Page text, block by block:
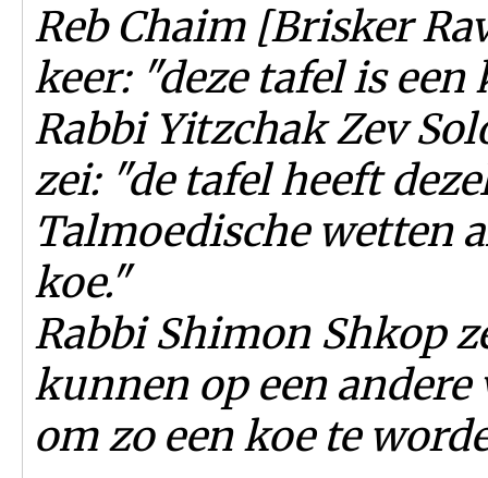
Reb Chaim [Brisker
keer: "deze tafel is een
Rabbi Yitzchak Zev
zei: "de tafel heeft
Talmoedische wetten
koe."
Rabbi Shimon Shkop
kunnen op een
om zo een koe te